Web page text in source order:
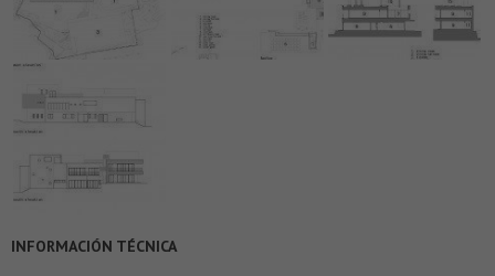
INFORMACIÓN TÉCNICA